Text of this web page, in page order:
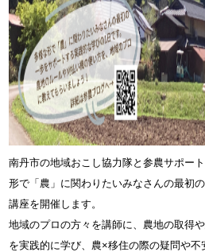
南丹市の地域おこし協力隊と参農サポー
形で「農」に関わりたいみなさんの最初
講座を開催します。
地域のプロの方々を講師に、農地の取得
を実践的に学び、農×移住の際の疑問や不